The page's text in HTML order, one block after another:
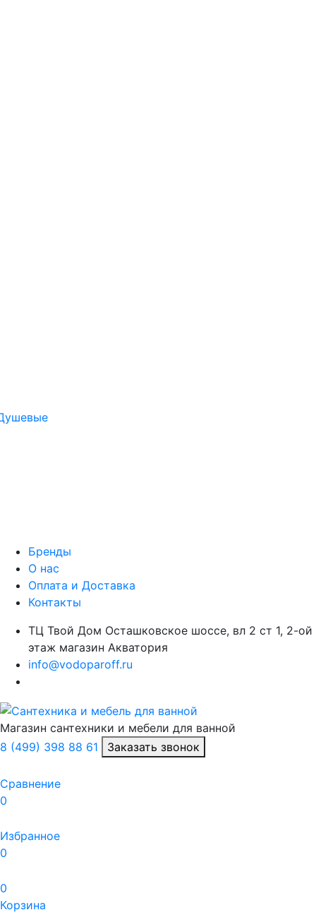
Бренды
О нас
Оплата и Доставка
Контакты
ТЦ Твой Дом Осташковское шоссе, вл 2 ст 1, 2-ой
этаж магазин Акватория
info@vodoparoff.ru
Магазин сантехники и мебели для ванной
8 (499) 398 88 61
Заказать звонок
Сравнение
0
Избранное
0
0
Корзина